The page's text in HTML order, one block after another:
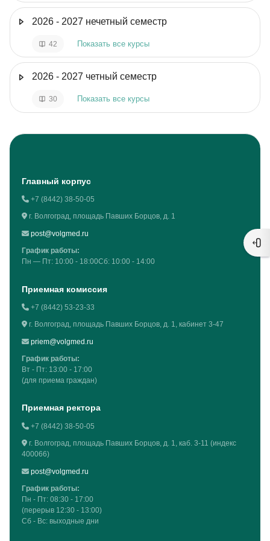
2026 - 2027 нечетный семестр
42 Показать все курсы
2026 - 2027 четный семестр
30 Показать все курсы
Блоки
Главный корпус
+7 (8442) 38-50-05
г. Волгоград, площадь Павших Борцов, д. 1
post@volgmed.ru
График работы:
Пн — Пт: 10:00 - 18:00Сб: 10:00 - 14:00
Приемная комиссия
+7 (8442) 53-23-33
г. Волгоград, площадь Павших Борцов, д. 1, кабинет 3-47
priem@volgmed.ru
График работы:
Вт - Пт: 13:00 - 17:00
(для приема граждан)
Приемная ректора
+7 (8442) 38-50-05
г. Волгоград, площадь Павших Борцов, д. 1, каб. 3-11 (индекс
400066)
post@volgmed.ru
График работы:
Пн - Пт: 08:30 - 17:00
(перерыв 12:30 - 13:00)
Сб - Вс: выходные дни